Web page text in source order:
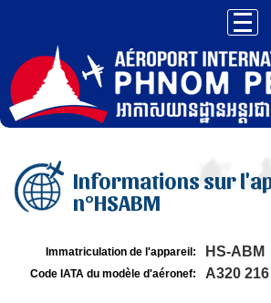
Informations sur
n°HSABM
Immatriculation de l'appareil: HS-ABM
Code IATA du modèle d'aéronef: A320 216